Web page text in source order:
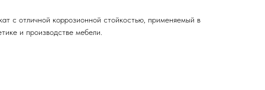
с отличной коррозионной стойкостью, применяемый в
и производстве мебели.